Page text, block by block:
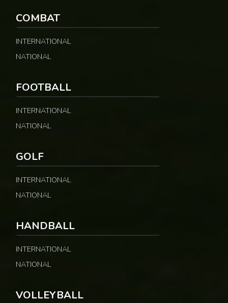
COMBAT
INTERNATIONAL
NATIONAL
FOOTBALL
INTERNATIONAL
NATIONAL
GOLF
INTERNATIONAL
NATIONAL
HANDBALL
INTERNATIONAL
NATIONAL
VOLLEYBALL